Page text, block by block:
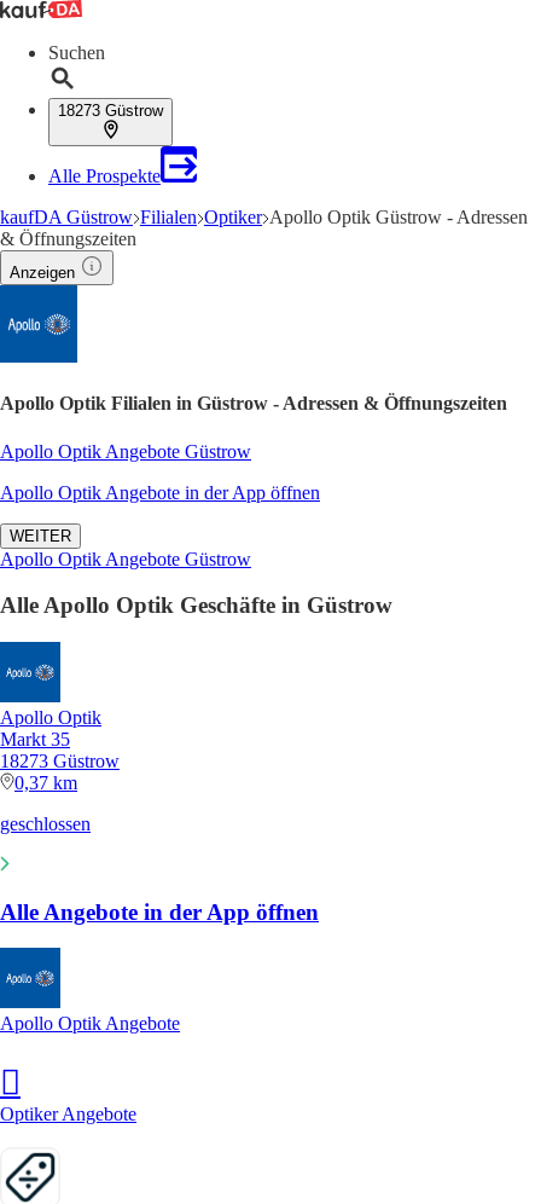
Suchen
18273 Güstrow
Alle Prospekte
kaufDA Güstrow Filialen Optiker Apollo Optik Güstrow - Adressen
& Öffnungszeiten
Anzeigen
Apollo Optik Filialen in Güstrow - Adressen & Öffnungszeiten
Apollo Optik Angebote Güstrow
Apollo Optik Angebote in der App öffnen
WEITER
Apollo Optik Angebote Güstrow
Alle Apollo Optik Geschäfte in Güstrow
Apollo Optik
Markt 35
18273 Güstrow
0,37 km
geschlossen
Alle Angebote in der App öffnen
Apollo Optik Angebote
Optiker Angebote